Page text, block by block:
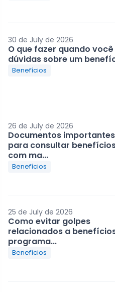
30 de July de 2026
O que fazer quando
dúvidas sobre um
Benefícios
26 de July de 2026
Documentos importantes
para consultar
com ma...
Benefícios
25 de July de 2026
Como evitar golpes
relacionados a
programa...
Benefícios